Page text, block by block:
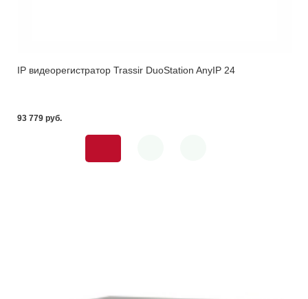
IP видеорегистратор Trassir DuoStation AnyIP 24
93 779 pуб.